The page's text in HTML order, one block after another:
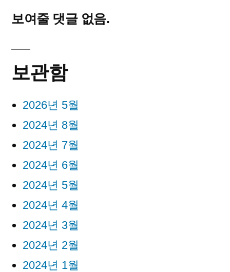
보여줄 댓글 없음.
보관함
2026년 5월
2024년 8월
2024년 7월
2024년 6월
2024년 5월
2024년 4월
2024년 3월
2024년 2월
2024년 1월